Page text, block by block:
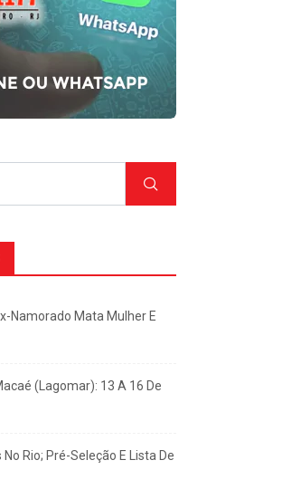
Namorado Mata Mulher E
(Lagomar): 13 A 16 De
Rio; Pré-Seleção E Lista De